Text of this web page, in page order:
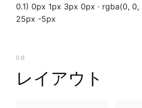
0.1) 0px 1px 3px 0px · rgba(0,
25px -5px
06
レイアウト